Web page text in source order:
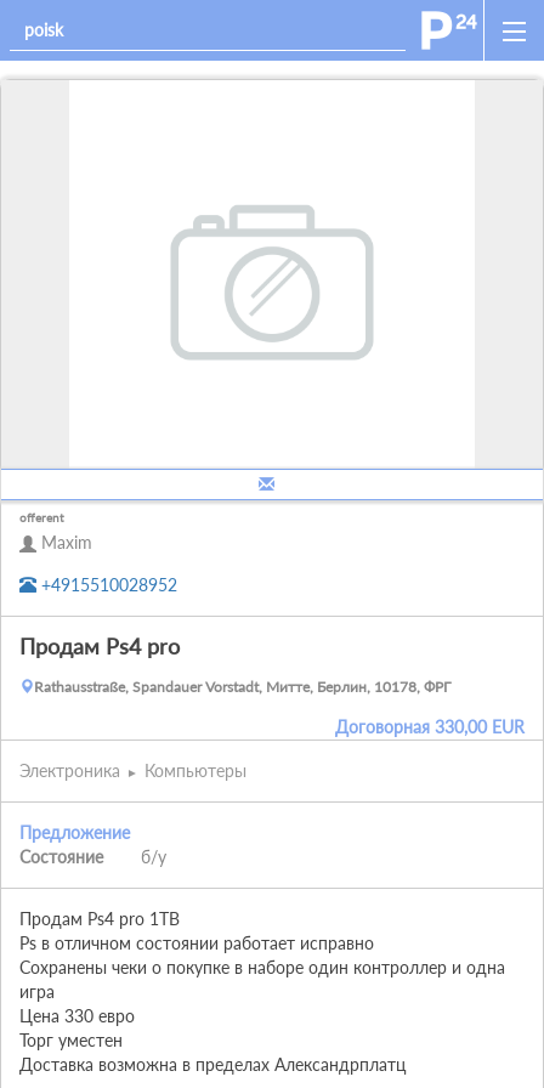
offerent
Maxim
+4915510028952
Продам Ps4 pro
Rathausstraße, Spandauer Vorstadt, Митте, Берлин, 10178, ФРГ
Договорная 330,00 EUR
Электроника Компьютеры
Предложение
Состояние
б/у
Продам Ps4 pro 1TB
Ps в отличном состоянии работает исправно
Сохранены чеки о покупке в наборе один контроллер и одна
игра
Цена 330 евро
Торг уместен
Доставка возможна в пределах Александрплатц